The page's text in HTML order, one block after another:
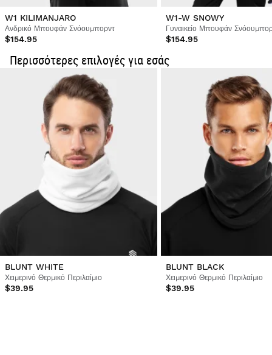
NATHALIE DELAPORTE
αντιστοιχεί στο αίτημα
Ήταν χρήσιμη αυτή η κριτική; Ναι Αναφορά Κοινοποίηση
Επαληθευμένος Πελάτης
Juan Jesús Garrido Ruiz
Πρακτικό και μαλακό
Ήταν χρήσιμη αυτή η κριτική; Κοινοποίηση
W1 KILIMANJARO
Ανδρικό Μπουφάν Σνόουμπορντ
$154.95
W1-W SNOWY
Γυναικείο Μπουφάν
$154.95
Περισσότερες επιλογές για εσάς
BLUNT WHITE
Χειμερινό Θερμικό Περιλαίμιο
$39.95
BLUNT BLACK
Χειμερινό Θερμικό Περιλαίμιο
$39.95